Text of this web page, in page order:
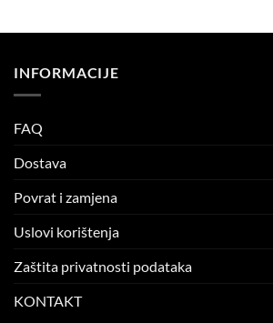
INFORMACIJE
FAQ
Dostava
Povrat i zamjena
Uslovi korištenja
Zaštita privatnosti podataka
KONTAKT